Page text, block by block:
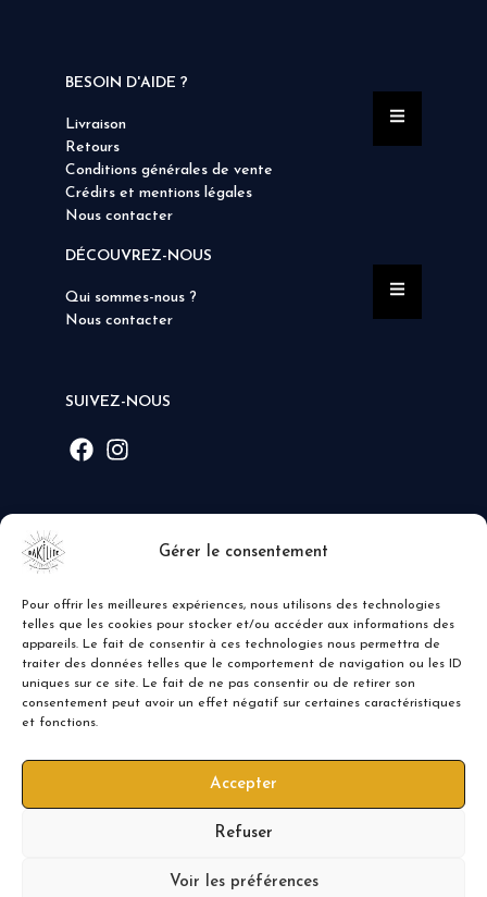
Gérer le consentement
Pour offrir les meilleures expériences, nous utilisons des technologies
telles que les cookies pour stocker et/ou accéder aux informations des
appareils. Le fait de consentir à ces technologies nous permettra de
traiter des données telles que le comportement de navigation ou les ID
uniques sur ce site. Le fait de ne pas consentir ou de retirer son
consentement peut avoir un effet négatif sur certaines caractéristiques
et fonctions.
Accepter
Refuser
Voir les préférences
BESOIN D'AIDE ?
Livraison
Retours
Conditions générales de vente
Crédits et mentions légales
Nous contacter
DÉCOUVREZ-NOUS
Qui sommes-nous ?
Nous contacter
SUIVEZ-NOUS